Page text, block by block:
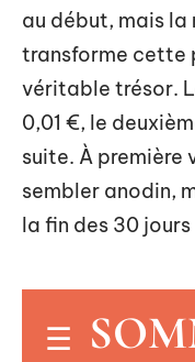
au début, mais
transforme cette
véritable trésor.
0,01 €, le
suite. À première
sembler anodin,
la fin des 30